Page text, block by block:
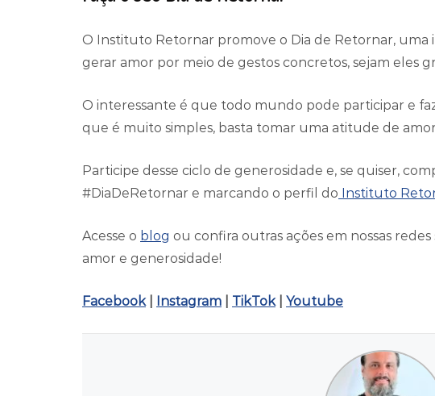
O Instituto Retornar promove o Dia de Retornar, uma
gerar amor por meio de gestos concretos, sejam eles
O interessante é que todo mundo pode participar e
que é muito simples, basta tomar uma atitude de
Participe desse ciclo de generosidade e, se quiser,
#DiaDeRetornar e marcando o perfil do Instituto
Acesse o blog ou confira outras ações em nossas
amor e generosidade!
Facebook| Instagram TikTok| Youtube